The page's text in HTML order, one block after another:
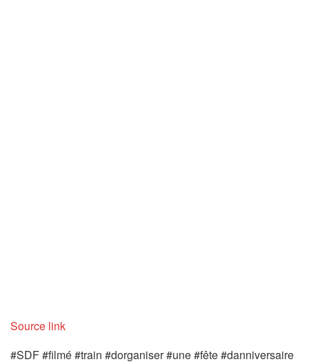
Source link
#SDF #filmé #train #dorganiser #une #fête #danniversaire